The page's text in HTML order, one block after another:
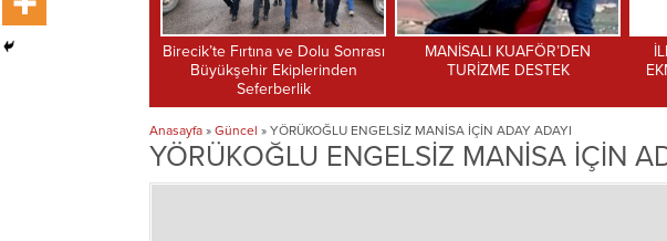
ve Dolu Sonrası
MANİSALI KUAFÖR’DEN
TURİZME DESTEK
İLKAY ŞİMŞEK: EMEKÇİNİN
EKMEĞİYLE OYNAYANLARA
Anasayfa » Güncel » YÖRÜKOĞLU ENGELSİZ MANİSA İÇİN ADAY ADAYI
YÖRÜKOĞLU ENGELSİZ MANİSA İÇİN